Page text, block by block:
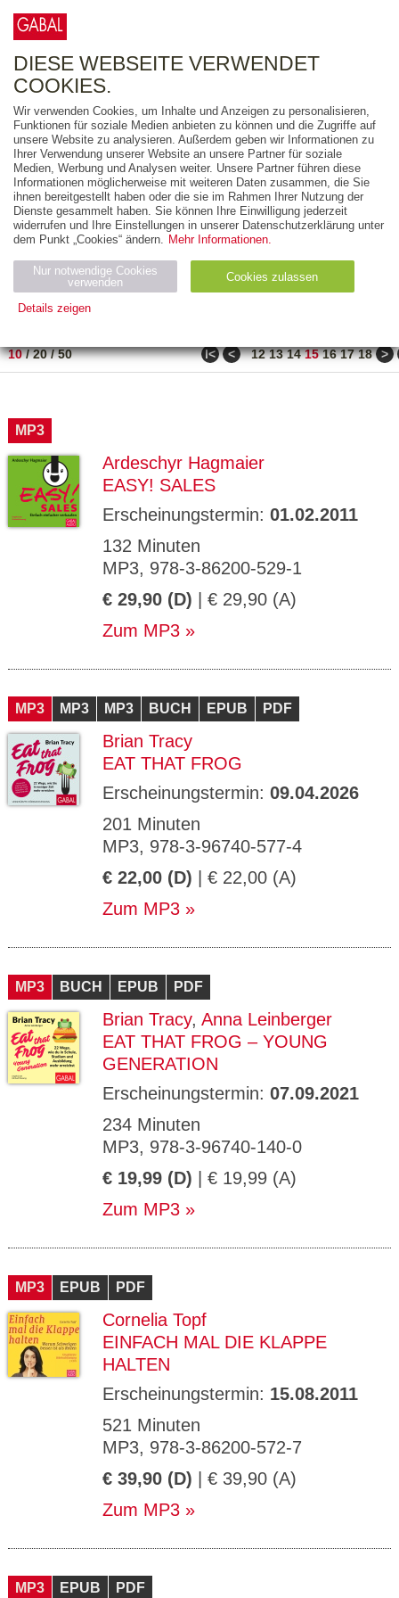
FREITEXT
AUSGABEART
AUS DER REIHE
ZUM THEMA
Neuerscheinung
Bestseller
PREIS
10/20/50 ǀ< < 12 13 14 15 16 17 18 >
MP3
Ardeschyr Hagmaier
EASY! SALES
Erscheinungstermin: 01.02.2011
132 Minuten
MP3, 978-3-86200-529-1
€ 29,90 (D) | € 29,90 (A)
Zum MP3
MP3 MP3 MP3 BUCH EPUB PDF
Brian Tracy
EAT THAT FROG
Erscheinungstermin: 09.04.2026
201 Minuten
MP3, 978-3-96740-577-4
€ 22,00 (D) | € 22,00 (A)
Zum MP3
MP3 BUCH EPUB PDF
Brian Tracy, Anna Leinberger
EAT THAT FROG – YOUNG
GENERATION
Erscheinungstermin: 07.09.2021
234 Minuten
MP3, 978-3-96740-140-0
€ 19,99 (D) | € 19,99 (A)
Zum MP3
MP3 EPUB PDF
Cornelia Topf
EINFACH MAL DIE KLAPPE
HALTEN
Erscheinungstermin: 15.08.2011
521 Minuten
MP3, 978-3-86200-572-7
€ 39,90 (D) | € 39,90 (A)
Zum MP3
MP3 EPUB PDF
DIESE WEBSEITE VERWENDET
COOKIES.
Wir verwenden Cookies, um Inhalte und Anzeigen zu personalisieren,
Funktionen für soziale Medien anbieten zu können und die Zugriffe auf
unsere Website zu analysieren. Außerdem geben wir Informationen zu
Ihrer Verwendung unserer Website an unsere Partner für soziale
Medien, Werbung und Analysen weiter. Unsere Partner führen diese
Informationen möglicherweise mit weiteren Daten zusammen, die Sie
ihnen bereitgestellt haben oder die sie im Rahmen Ihrer Nutzung der
Dienste gesammelt haben. Sie können Ihre Einwilligung jederzeit
widerrufen und Ihre Einstellungen in unserer Datenschutzerklärung unter
dem Punkt „Cookies“ ändern. Mehr Informationen.
Nur notwendige Cookies
verwenden
Cookies zulassen
Details zeigen
Name Zweck
ESSION
_ID
GV_CO
OKIES
gabal-
de
Speichert den Zustimmungsstatus des
Benutzers für Cookies auf der aktuellen
Domäne.